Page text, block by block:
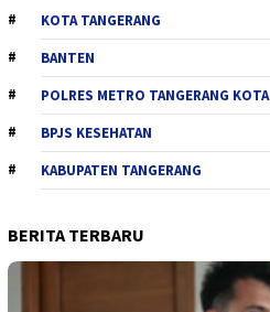
KOTA TANGERANG
BANTEN
POLRES METRO TANGERANG KOTA
BPJS KESEHATAN
KABUPATEN TANGERANG
BERITA TERBARU